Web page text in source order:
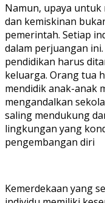
Namun, upaya
dan kemiskinan
pemerintah. Setiap
dalam perjuangan
pendidikan harus
keluarga. Orang tua
mendidik anak-anak
mengandalkan
saling mendukung
lingkungan yang
pengembangan diri
Kemerdekaan yang